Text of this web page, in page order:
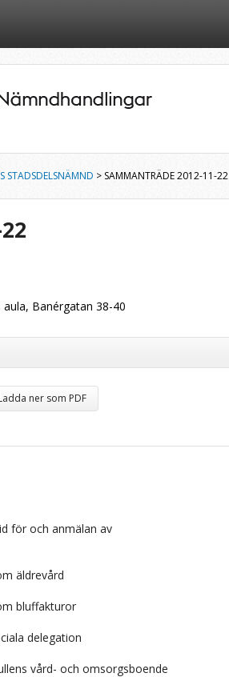
STADSDELSNÄMND > SAMMANTRÄDE 2012-11-22
Banérgatan 38-40
ner som PDF
för och anmälan av
äldrevård
bluffakturor
delegation
vård- och omsorgsboende